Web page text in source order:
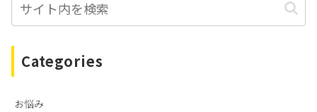
Categories
お悩み